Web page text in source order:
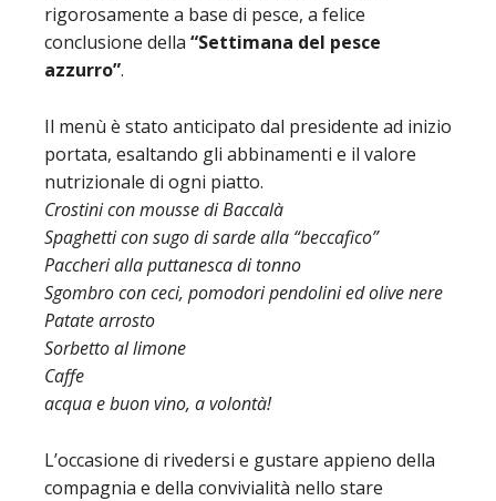
rigorosamente a base di pesce, a felice
conclusione della “Settimana del pesce
azzurro”.
Il menù è stato anticipato dal presidente ad inizio
portata, esaltando gli abbinamenti e il valore
nutrizionale di ogni piatto.
Crostini con mousse di Baccalà
Spaghetti con sugo di sarde alla “beccafico”
Paccheri alla puttanesca di tonno
Sgombro con ceci, pomodori pendolini ed olive nere
Patate arrosto
Sorbetto al limone
Caffe
acqua e buon vino, a volontà!
L’occasione di rivedersi e gustare appieno della
compagnia e della convivialità nello stare